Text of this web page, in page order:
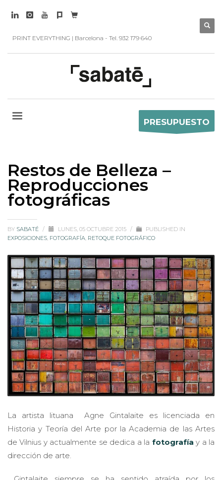
PRINT EVERYTHING | Barcelona - Tel. 932 179 640
Restos de Belleza –
Reproducciones
fotográficas
EXPOSICIONES
,FOTOGRAFÍA ,RETOQUE FOTOGRÁFICO
Historia y Teoría del Arte por la Academia de las Artes
de Vilnius y actualmente se dedica a la
dirección de arte.